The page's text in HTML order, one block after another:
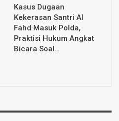
Kasus Dugaan
Kekerasan Santri Al
Fahd Masuk Polda,
Praktisi Hukum Angkat
Bicara Soal…